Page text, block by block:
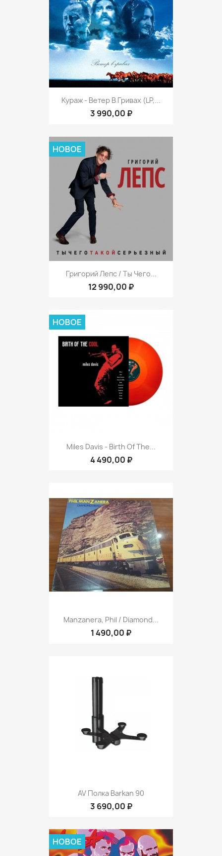
Кураж - Ветер В Гривах (LP,...
3 990,00 ₽
Григорий Лепс / Ты Чего...
12 990,00 ₽
НОВОЕ
Miles Davis - Birth Of The...
4 490,00 ₽
НОВОЕ
Manzanera, Phil / Diamond...
1 490,00 ₽
AV Полка Barkan 90
3 690,00 ₽
НОВОЕ